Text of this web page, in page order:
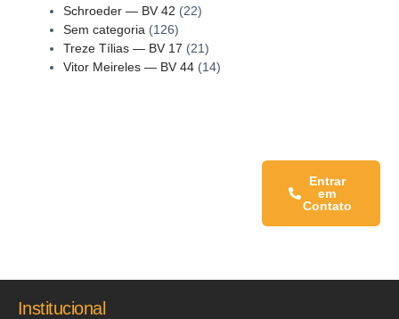
Schroeder — BV 42 (22)
Sem categoria (126)
Treze Tílias — BV 17 (21)
Vitor Meireles — BV 44(14)
Entrar
em
Contato
Institucional